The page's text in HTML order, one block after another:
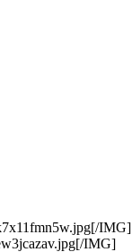
IMG]
IMG]